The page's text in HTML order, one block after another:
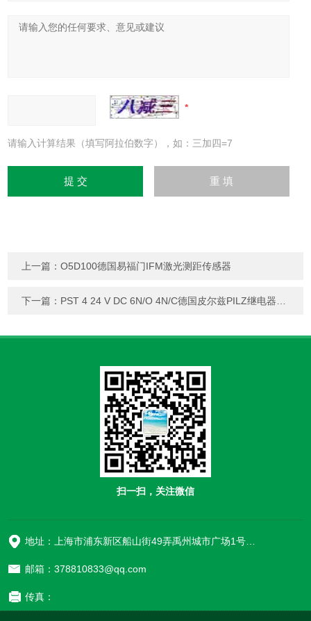
请输入计算结果（填写阿拉伯数字），如：三加四=7
上一篇：O5D100德国易福门IFM激光测距传感器
下一篇： PST 4 24 V DC 6N/O 4N/C德国皮尔兹PILZ继电器上海韬世
扫一扫，关注微信
地址：上海市浦东新区船山街49弄禹州城市广场1号楼906
邮箱：378810833@qq.com
传真：